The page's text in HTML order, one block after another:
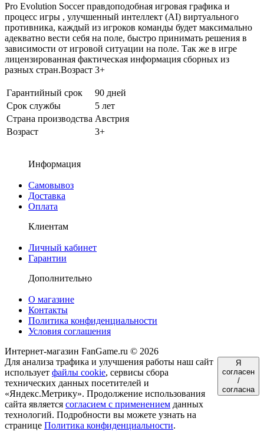
Pro Evolution Soccer правдоподобная игровая графика и
процесс игры , улучшенный интеллект (AI) виртуального
противника, каждый из игроков команды будет максимально
адекватно вести себя на поле, быстро принимать решения в
зависимости от игровой ситуации на поле. Так же в игре
лицензированная фактическая информация сборных из
разных стран.Возраст 3+
Гарантийный срок
90 дней
Срок службы
5 лет
Страна производства Австрия
Возраст
3+
Информация
Самовывоз
Доставка
Оплата
Клиентам
Личный кабинет
Гарантии
Дополнительно
О магазине
Контакты
Политика конфиденциальности
Условия соглашения
Интернет-магазин FanGame.ru © 2026
Для анализа трафика и улучшения работы наш сайт
использует файлы cookie, сервисы сбора
технических данных посетителей и
«Яндекс.Метрику». Продолжение использования
сайта является согласием с применением данных
технологий. Подробности вы можете узнать на
странице Политика конфиденциальности.
Я
согласен
/
согласна